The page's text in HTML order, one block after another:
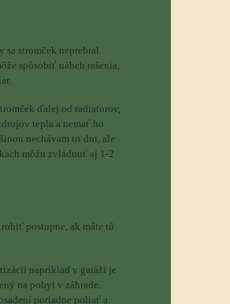
stromček neprebral.
spôsobiť nábeh rašenia,
ďalej od radiatorov,
tepla a nemať ho
nechávam tri dni, ale
môžu zvládnuť aj 1-2
postupne, ak máte tú
napríklad v garáži je
na pobyt v záhrade.
poriadne poliať a